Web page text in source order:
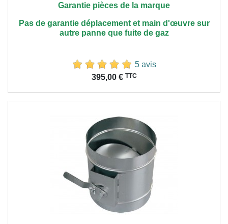
Garantie pièces de la marque
Pas de garantie déplacement et main d'œuvresur
autre panne que fuite de gaz
5 avis
395,00 € TTC